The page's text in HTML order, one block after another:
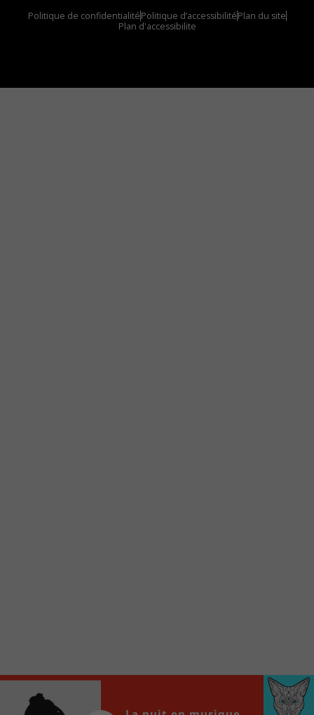
Politique de confidentialitéPolitique d’accessibilitéPlan du site
Plan d'accessibilite
locale vous sont maintenant accessibles en un clic!
Audio
00:00 00:00